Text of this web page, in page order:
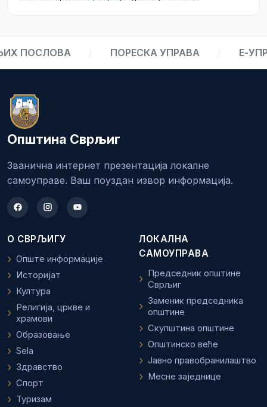
ПОСЛОВА ПОРЕСКА УПРАВА Е-
Општина Сврљиг
Званична интернет презентација локалне
самоуправе. Ваш поуздан извор информација.
О СВРЉИГУ
Опште информације
Историјат
Култура
Религија, цркве и
храмови
Образовање
Sela
Здравство
Спорт
Туризам
ЛОКАЛНА
САМОУПРАВА
Председник општине
Сврљиг
Заменик председника
општине
Скупштина општине
Општинско веће
Јавно правобранилаштво
Месне заједнице